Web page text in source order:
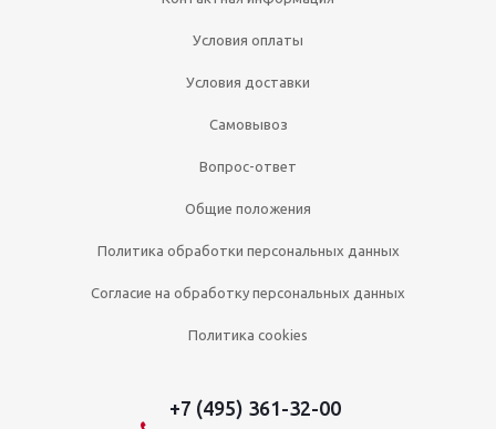
Условия оплаты
Условия доставки
Самовывоз
Вопрос-ответ
Общие положения
Политика обработки персональных данных
Согласие на обработку персональных данных
Политика cookies
+7 (495) 361-32-00